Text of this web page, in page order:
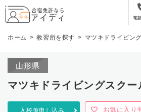
全国厳選 電
ホーム 教習所を探す マツキドライビングスク
山形県
マツキドライビングスクー
入校仮申し込み お気に入り